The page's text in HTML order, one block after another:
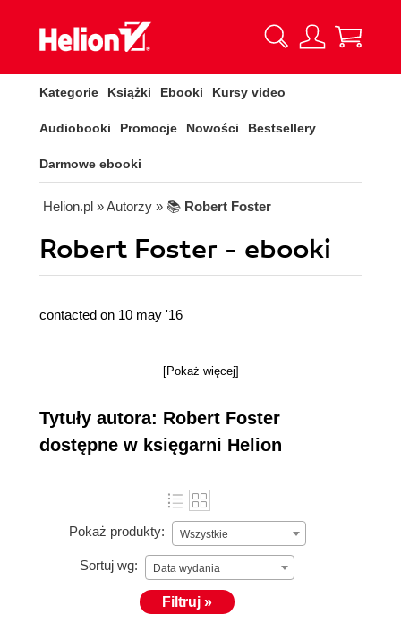
Kategorie Książki Ebooki Kursy video
Audiobooki Promocje Nowości Bestsellery
Darmowe ebooki
Helion.pl » Autorzy » 📚 Robert Foster
Robert Foster - ebooki
contacted on 10 may '16
[Pokaż więcej]
Tytuły autora: Robert Foster
dostępne w księgarni Helion
Pokaż produkty: Wszystkie
Sortuj wg: Data wydania
Filtruj »